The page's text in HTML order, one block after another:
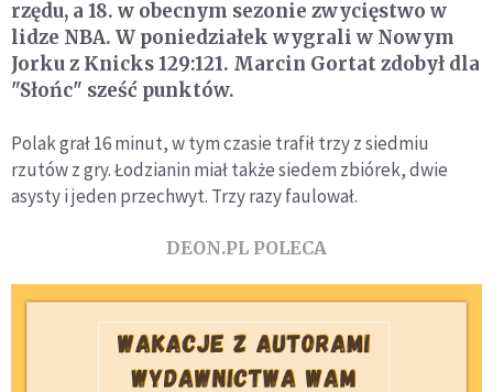
rzędu, a 18. w obecnym sezonie zwycięstwo w
lidze NBA. W poniedziałek wygrali w Nowym
Jorku z Knicks 129:121. Marcin Gortat zdobył dla
"Słońc" sześć punktów.
Polak grał 16 minut, w tym czasie trafił trzy z siedmiu
rzutów z gry. Łodzianin miał także siedem zbiórek, dwie
asysty i jeden przechwyt. Trzy razy faulował.
DEON.PL POLECA